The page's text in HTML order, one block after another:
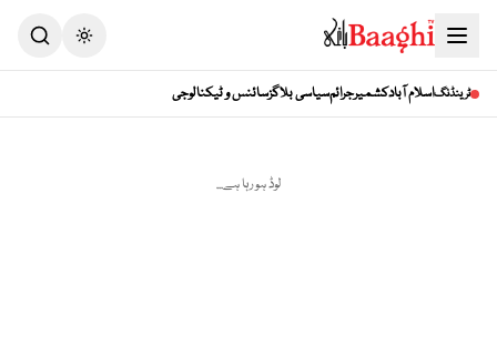
Toggle theme
ٹرینڈنگاسلام آبادکشمیرجرائمسیاسی بلاگزسائنس و ٹیکنالوجی
لوڈ ہو رہا ہے...